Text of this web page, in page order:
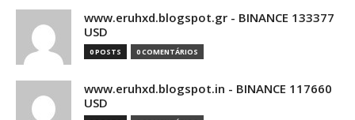
www.eruhxd.blogspot.gr - BINANCE 133377
USD
0 POSTS 0 COMENTÁRIOS
www.eruhxd.blogspot.in - BINANCE 117660
USD